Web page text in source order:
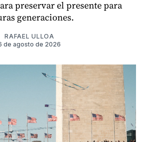
preservar el presente para
generaciones.
RAFAEL ULLOA
de agosto de 2026